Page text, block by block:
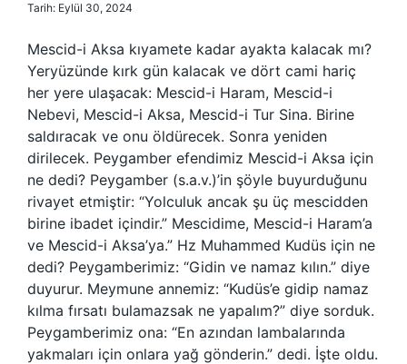
Tarih: Eylül 30, 2024
Mescid-i Aksa kıyamete kadar ayakta kalacak mı?
Yeryüzünde kırk gün kalacak ve dört cami hariç
her yere ulaşacak: Mescid-i Haram, Mescid-i
Nebevi, Mescid-i Aksa, Mescid-i Tur Sina. Birine
saldıracak ve onu öldürecek. Sonra yeniden
dirilecek. Peygamber efendimiz Mescid-i Aksa için
ne dedi? Peygamber (s.a.v.)’in şöyle buyurduğunu
rivayet etmiştir: “Yolculuk ancak şu üç mescidden
birine ibadet içindir.” Mescidime, Mescid-i Haram’a
ve Mescid-i Aksa’ya.” Hz Muhammed Kudüs için ne
dedi? Peygamberimiz: “Gidin ve namaz kılın.” diye
duyurur. Meymune annemiz: “Kudüs’e gidip namaz
kılma fırsatı bulamazsak ne yapalım?” diye sorduk.
Peygamberimiz ona: “En azından lambalarında
yakmaları için onlara yağ gönderin.” dedi. İşte oldu.